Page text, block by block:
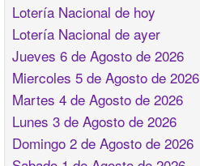
Lotería Nacional de hoy
Lotería Nacional de ayer
Jueves 6 de Agosto de 2026
Miercoles 5 de Agosto de 2026
Martes 4 de Agosto de 2026
Lunes 3 de Agosto de 2026
Domingo 2 de Agosto de 2026